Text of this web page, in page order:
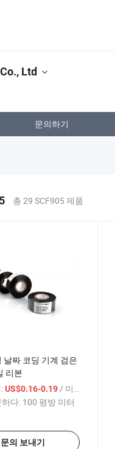
Ltd
문의하기
총 29 SCF905 제품
날짜 코딩 기계 검은
리본
US$0.16-0.19/ 미터
다: 100 평방 미터
문의 보내기